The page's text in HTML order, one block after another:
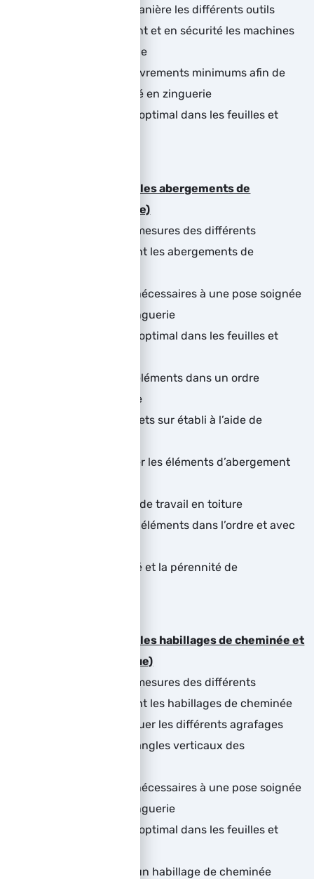
Utiliser à sa juste manière les différents outils
Utiliser correctement et en sécurité les machines
d’atelier de zinguerie
Connaître les recouvrements minimums afin de
garantir l’étanchéité en zinguerie
Appliquer un débit optimal dans les feuilles et
Façonner et poser les abergements de
cheminée (pratique)
Savoir prendre les mesures des différents
éléments composant les abergements de
Appliquer les jeux nécessaires à une pose soignée
des éléments de zinguerie
Appliquer un débit optimal dans les feuilles et
Plier les différents éléments dans un ordre
cohérent et efficace
Façonner les goussets sur établi à l’aide de
Assembler et souder les éléments d’abergement
Préparer son poste de travail en toiture
Poser les différents éléments dans l’ordre et avec
Assurer l’étanchéité et la pérennité de
Façonner et poser les habillages de cheminée et
de lucarne (pratique)
Savoir prendre les mesures des différents
éléments composant les habillages de cheminée
Connaitre et appliquer les différents agrafages
habituels dans les angles verticaux des
Appliquer les jeux nécessaires à une pose soignée
des éléments de zinguerie
Appliquer un débit optimal dans les feuilles et
Façonner et poser un habillage de cheminée